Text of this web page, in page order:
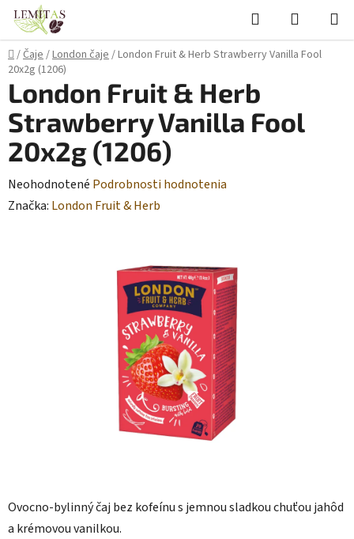
Prejsť
obsah
Hľadať
KOŠÍK
Domov
/Čaje/London čaje/London Fruit & Herb Strawberry Vanilla Fool
20x2g (1206)
Ovocno-bylinný čaj bez kofeínu s jemnou sladkou chuťou jahôd
a krémovou vanilkou.
London Fruit & Herb
Strawberry Vanilla Fool
20x2g (1206)
Priemerné
hodnotenie
Neohodnotené Podrobnosti hodnotenia
Značka: London Fruit & Herb